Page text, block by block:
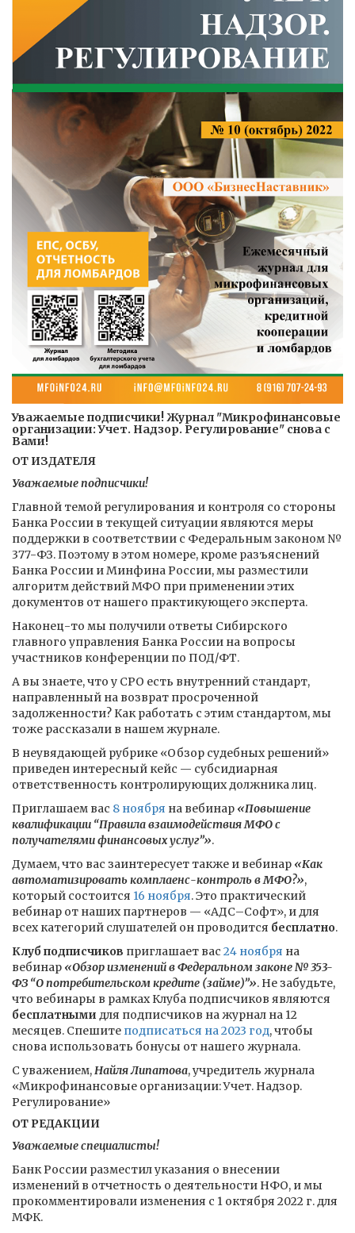
Уважаемые подписчики! Журнал "Микрофинансовые
организации: Учет. Надзор. Регулирование" снова с
Вами!
ОТ ИЗДАТЕЛЯ
Уважаемые подписчики!
Главной темой регулирования и контроля со стороны
Банка России в текущей ситуации являются меры
поддержки в соответствии с Федеральным законом №
377-ФЗ. Поэтому в этом номере, кроме разъяснений
Банка России и Минфина России, мы разместили
алгоритм действий МФО при применении этих
документов от нашего практикующего эксперта.
Наконец-то мы получили ответы Сибирского
главного управления Банка России на вопросы
участников конференции по ПОД/ФТ.
А вы знаете, что у СРО есть внутренний стандарт,
направленный на возврат просроченной
задолженности? Как работать с этим стандартом, мы
тоже рассказали в нашем журнале.
В неувядающей рубрике «Обзор судебных решений»
приведен интересный кейс — субсидиарная
ответственность контролирующих должника лиц.
Приглашаем вас 8 ноября на вебинар «Повышение
квалификации “Правила взаимодействия МФО с
получателями финансовых услуг”».
Думаем, что вас заинтересует также и вебинар «Как
автоматизировать комплаенс-контроль в МФО?»,
который состоится 16 ноября. Это практический
вебинар от наших партнеров — «АДС–Софт», и для
всех категорий слушателей он проводится бесплатно.
Клуб подписчиков приглашает вас 24 ноября на
вебинар «Обзор изменений в Федеральном законе № 353-
ФЗ “О потребительском кредите (займе)”». Не забудьте,
что вебинары в рамках Клуба подписчиков являются
бесплатными для подписчиков на журнал на 12
месяцев. Спешите подписаться на 2023 год, чтобы
снова использовать бонусы от нашего журнала.
С уважением,Найля Липатова, учредитель журнала
«Микрофинансовые организации: Учет. Надзор.
Регулирование»
ОТ РЕДАКЦИИ
Уважаемые специалисты!
Банк России разместил указания о внесении
изменений в отчетность о деятельности НФО, и мы
прокомментировали изменения с 1 октября 2022 г. для
МФК.